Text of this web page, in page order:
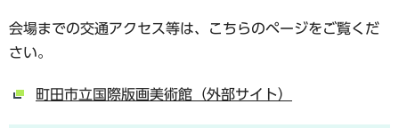
会場までの交通アクセス等は、こちらのページをご覧くだ
さい。
町田市立国際版画美術館（外部サイト）